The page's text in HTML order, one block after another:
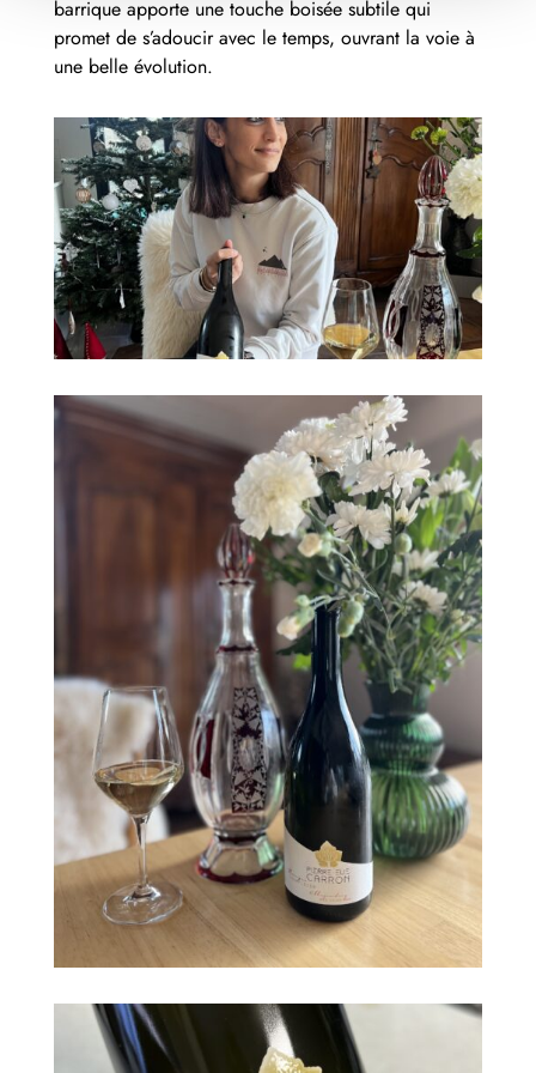
barrique apporte une touche boisée subtile qui
promet de s’adoucir avec le temps, ouvrant la voie à
une belle évolution.